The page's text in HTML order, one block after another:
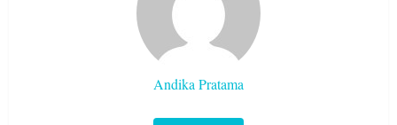
Andika Pratama